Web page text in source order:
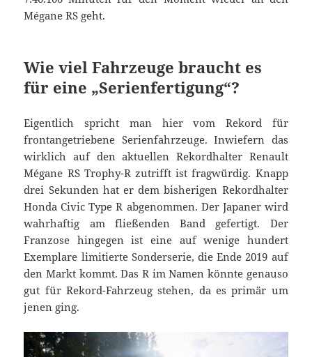
Mégane RS geht.
Wie viel Fahrzeuge braucht es
für eine „Serienfertigung“?
Eigentlich spricht man hier vom Rekord für
frontangetriebene Serienfahrzeuge. Inwiefern das
wirklich auf den aktuellen Rekordhalter Renault
Mégane RS Trophy-R zutrifft ist fragwürdig. Knapp
drei Sekunden hat er dem bisherigen Rekordhalter
Honda Civic Type R abgenommen. Der Japaner wird
wahrhaftig am fließenden Band gefertigt. Der
Franzose hingegen ist eine auf wenige hundert
Exemplare limitierte Sonderserie, die Ende 2019 auf
den Markt kommt. Das R im Namen könnte genauso
gut für Rekord-Fahrzeug stehen, da es primär um
jenen ging.